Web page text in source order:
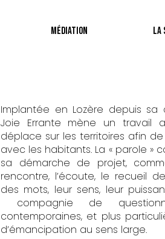
Médiation La
Implantée en Lozère depuis sa
Joie Errante mène un travail
déplace sur les territoires afin
avec les habitants. La « parole »
sa démarche de projet,
rencontre, l’écoute, le recueil
des mots, leur sens, leur
compagnie de
contemporaines, et plus
d’émancipation au sens large.